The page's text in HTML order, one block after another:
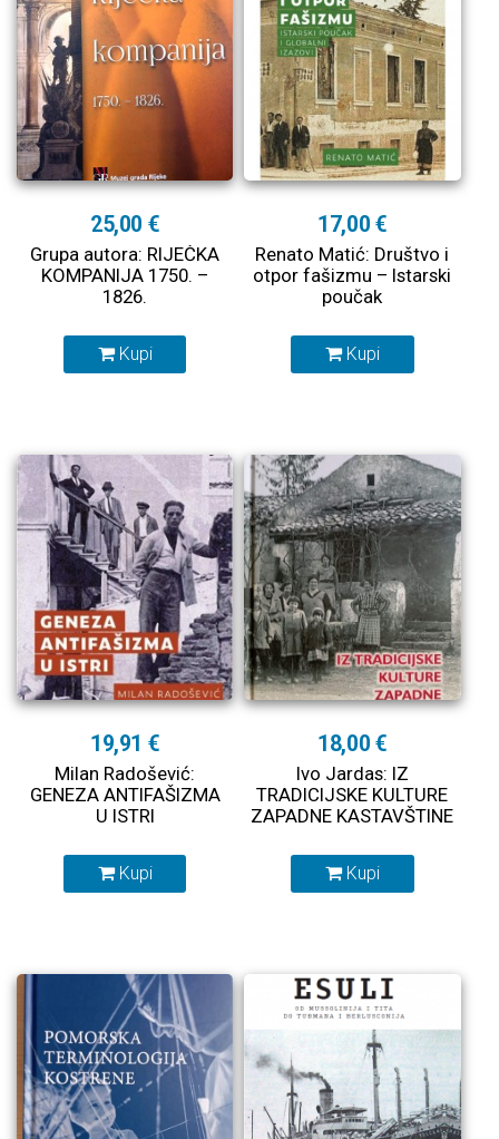
25,00 €
Grupa autora: RIJEČKA
KOMPANIJA 1750. –
1826.
Kupi
17,00 €
Renato Matić: Društvo i
otpor fašizmu – Istarski
poučak
Kupi
19,91 €
Milan Radošević:
GENEZA ANTIFAŠIZMA
U ISTRI
Kupi
18,00 €
Ivo Jardas: IZ
TRADICIJSKE KULTURE
ZAPADNE KASTAVŠTINE
Kupi